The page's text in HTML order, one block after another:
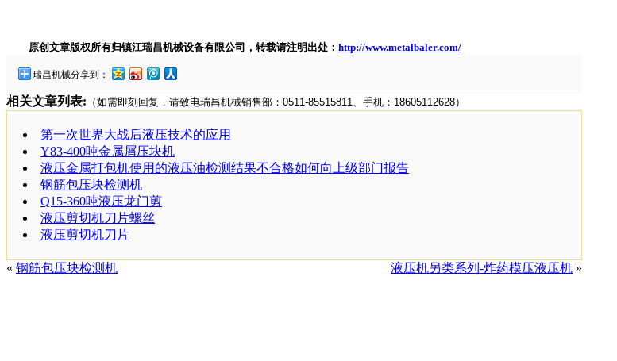
原创文章版权所有归镇江瑞昌机械设备有限公司，转载请注明出处： http://www.metalbaler.com/
瑞昌机械分享到：
相关文章列表: （如需即刻回复，请致电瑞昌机械销售部：0511-85515811、手机：18605112628）
第一次世界大战后液压技术的应用
Y83-400吨金属屑压块机
液压金属打包机使用的液压油检测结果不合格如何向上级部门报告
钢筋包压块检测机
Q15-360吨液压龙门剪
液压剪切机刀片螺丝
液压剪切机刀片
« 钢筋包压块检测机 液压机另类系列-炸药模压液压机 »